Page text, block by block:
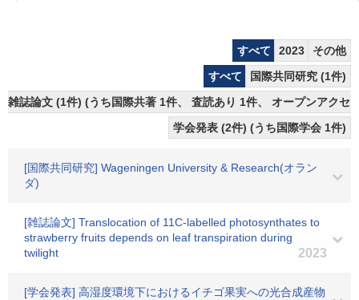
すべて 2023
その他
すべて
国際共同研究 (1件)
雑誌論文 (1件) (うち国際共著 1件、 査読あり 1件、 オープンアクセ
学会発表 (2件) (うち国際学会 1件)
[国際共同研究] Wageningen University & Research(オラン
ダ)
[雑誌論文] Translocation of 11C-labelled photosynthates to
strawberry fruits depends on leaf transpiration during
twilight
2023
[学会発表] 高湿度環境下におけるイチゴ果実への光合成産物